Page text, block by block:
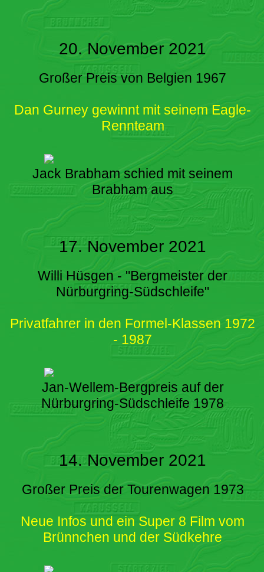
20. November 2021
Großer Preis von Belgien 1967
Dan Gurney gewinnt mit seinem Eagle-
Rennteam
Jack Brabham schied mit seinem
Brabham aus
17. November 2021
Willi Hüsgen - "Bergmeister der
Nürburgring-Südschleife"
Privatfahrer in den Formel-Klassen 1972
- 1987
Jan-Wellem-Bergpreis auf der
Nürburgring-Südschleife 1978
14. November 2021
Großer Preis der Tourenwagen 1973
Neue Infos und ein Super 8 Film vom
Brünnchen und der Südkehre